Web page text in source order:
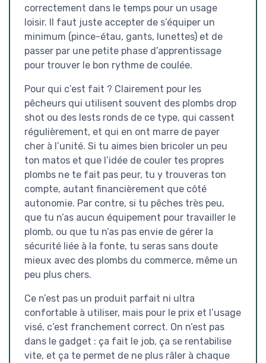
correctement dans le temps pour un usage
loisir. Il faut juste accepter de s’équiper un
minimum (pince-étau, gants, lunettes) et de
passer par une petite phase d’apprentissage
pour trouver le bon rythme de coulée.
Pour qui c’est fait ? Clairement pour les
pêcheurs qui utilisent souvent des plombs drop
shot ou des lests ronds de ce type, qui cassent
régulièrement, et qui en ont marre de payer
cher à l’unité. Si tu aimes bien bricoler un peu
ton matos et que l’idée de couler tes propres
plombs ne te fait pas peur, tu y trouveras ton
compte, autant financièrement que côté
autonomie. Par contre, si tu pêches très peu,
que tu n’as aucun équipement pour travailler le
plomb, ou que tu n’as pas envie de gérer la
sécurité liée à la fonte, tu seras sans doute
mieux avec des plombs du commerce, même un
peu plus chers.
Ce n’est pas un produit parfait ni ultra
confortable à utiliser, mais pour le prix et l’usage
visé, c’est franchement correct. On n’est pas
dans le gadget : ça fait le job, ça se rentabilise
vite, et ça te permet de ne plus râler à chaque